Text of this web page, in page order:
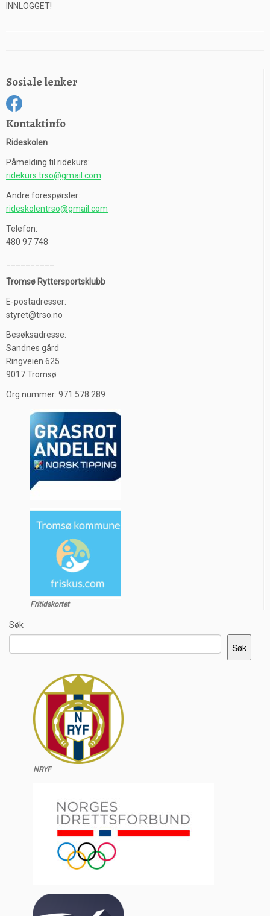
INNLOGGET!
Sosiale lenker
Kontaktinfo
Rideskolen
Påmelding til ridekurs:
ridekurs.trso@gmail.com
Andre forespørsler:
rideskolentrso@gmail.com
Telefon:
480 97 748
Tromsø Ryttersportsklubb
E-postadresser:
styret@trso.no
Besøksadresse:
Sandnes gård
Ringveien 625
9017 Tromsø
Org.nummer: 971 578 289
Fritidskortet
Søk
Søk
NRYF